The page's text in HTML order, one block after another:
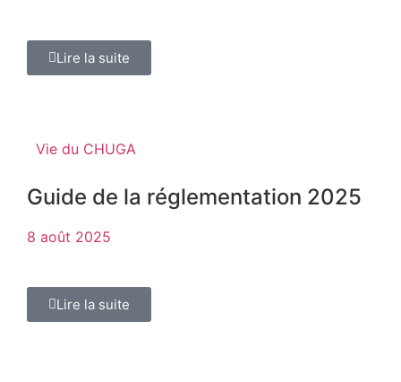
Lire la suite
Vie du CHUGA
Guide de la réglementation 2025
8 août 2025
Lire la suite